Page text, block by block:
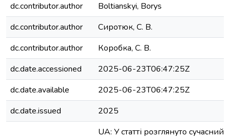
dc.contributor.author
Boltianskyi, Borys
dc.contributor.author
Сиротюк, С. В.
dc.contributor.author
Коробка, С. В.
dc.date.accessioned
2025-06-23T06:47:25Z
dc.date.available
2025-06-23T06:47:25Z
dc.date.issued
2025
UA: У статті розглянуто сучасний